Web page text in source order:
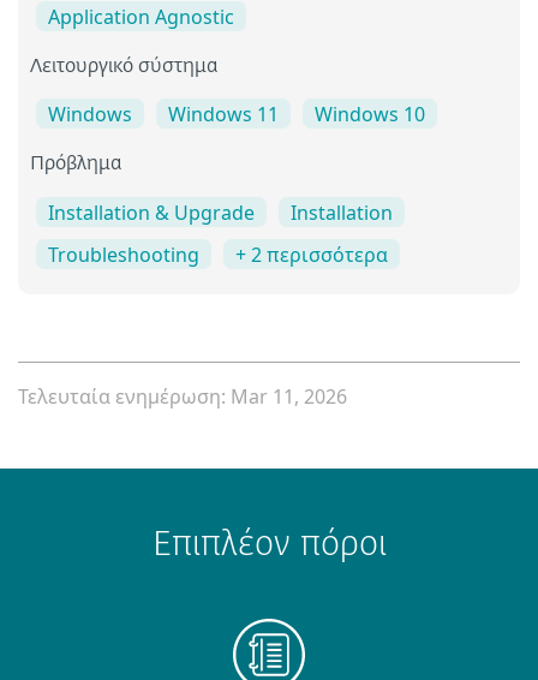
Application Agnostic
Λειτουργικό σύστημα
Windows Windows 11 Windows 10
Πρόβλημα
Installation & Upgrade
Installation
Troubleshooting
+ 2 περισσότερα
Τελευταία ενημέρωση: Mar 11, 2026
Επιπλέον πόροι